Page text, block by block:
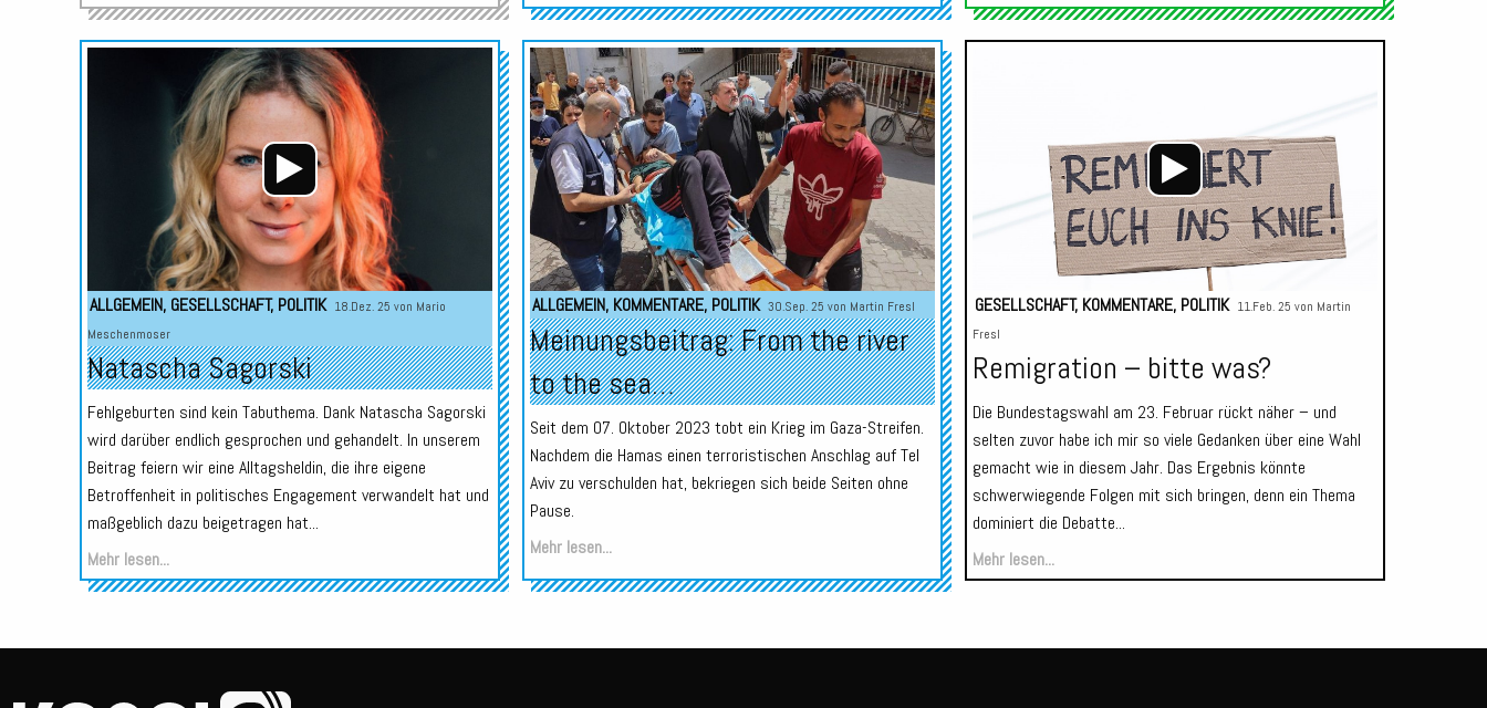
Audio-
Player
ALLGEMEIN, GESELLSCHAFT, POLITIK 18.Dez. 25 von Mario
Meschenmoser
Natascha Sagorski
Fehlgeburten sind kein Tabuthema. Dank Natascha Sagorski
wird darüber endlich gesprochen und gehandelt. In unserem
Beitrag feiern wir eine Alltagsheldin, die ihre eigene
Betroffenheit in politisches Engagement verwandelt hat und
maßgeblich dazu beigetragen hat...
Mehr lesen...
ALLGEMEIN, KOMMENTARE, POLITIK 30.Sep. 25 von Martin Fresl
Meinungsbeitrag: From the river
to the sea…
Seit dem 07. Oktober 2023 tobt ein Krieg im Gaza-Streifen.
Nachdem die Hamas einen terroristischen Anschlag auf Tel
Aviv zu verschulden hat, bekriegen sich beide Seiten ohne
Pause.
Mehr lesen...
GESELLSCHAFT, KOMMENTARE, POLITIK 11.Feb. 25 von Martin
Fresl
Remigration – bitte was?
Die Bundestagswahl am 23. Februar rückt näher – und
selten zuvor habe ich mir so viele Gedanken über eine Wahl
gemacht wie in diesem Jahr. Das Ergebnis könnte
schwerwiegende Folgen mit sich bringen, denn ein Thema
dominiert die Debatte...
Mehr lesen...